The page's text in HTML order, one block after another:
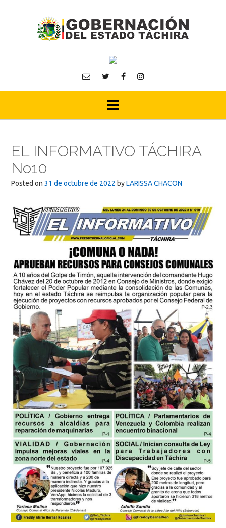
EL INFORMATIVO TÁCHIRA
No10
Posted on 31 de octubre de 2022 byLARISSA CHACON